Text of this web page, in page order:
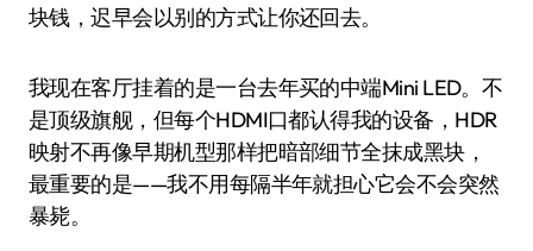
块钱，迟早会以别的方式让你还回去。
我现在客厅挂着的是一台去年买的中端Mini LED。不
是顶级旗舰，但每个HDMI口都认得我的设备，HDR
映射不再像早期机型那样把暗部细节全抹成黑块，
最重要的是——我不用每隔半年就担心它会不会突然
暴毙。